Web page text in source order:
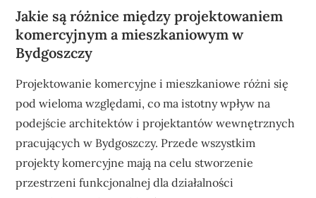
Jakie są różnice między projektowaniem
komercyjnym a mieszkaniowym w
Bydgoszczy
Projektowanie komercyjne i mieszkaniowe różni się
pod wieloma względami, co ma istotny wpływ na
podejście architektów i projektantów wewnętrznych
pracujących w Bydgoszczy. Przede wszystkim
projekty komercyjne mają na celu stworzenie
przestrzeni funkcjonalnej dla działalności